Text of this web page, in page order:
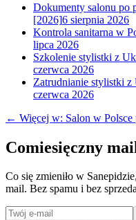
Dokumenty salonu po
[2026]6 sierpnia 2026
Kontrola sanitarna w
lipca 2026
Szkolenie stylistki z
czerwca 2026
Zatrudnianie stylistki
czerwca 2026
← Więcej w: Salon w Polsce
Comiesięczny
Co się zmieniło w
mail. Bez spamu i bez